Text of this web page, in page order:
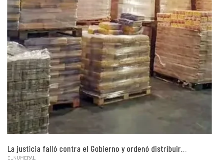
La justicia falló contra el Gobierno y ordenó distribuir…
ELNUMERAL